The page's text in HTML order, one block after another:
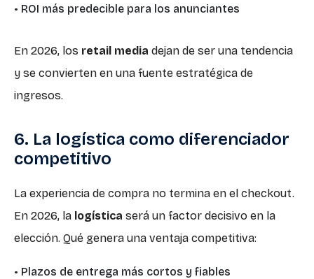
• ROI más predecible para los anunciantes
En 2026, los retail media dejan de ser una tendencia
y se convierten en una fuente estratégica de
ingresos.
6. La logística como diferenciador
competitivo
La experiencia de compra no termina en el checkout.
En 2026, la logística será un factor decisivo en la
elección. Qué genera una ventaja competitiva:
• Plazos de entrega más cortos y fiables